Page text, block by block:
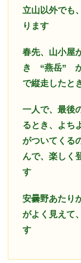
立山以外でも
ります
春先、山小屋
き “燕岳”
で縦走したと
一人で、最後
るとき、よち
がついてくる
んで、楽しく
す
安曇野あたり
がよく見えて
す